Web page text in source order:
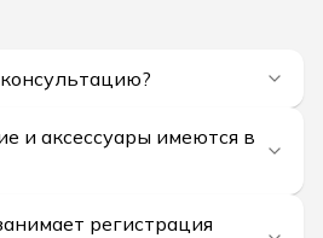
и аксессуары имеются в
регистрация